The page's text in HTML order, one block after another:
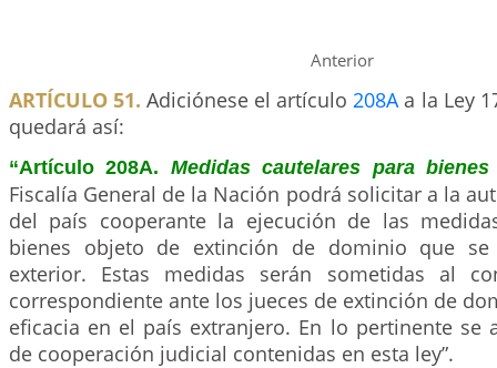
Anterior
ARTÍCULO 51. Adiciónese el artículo208Aa la Ley
quedará así:
“Artículo 208A. Medidas cautelares para
Fiscalía General de la Nación podrá solicitar a la
del país cooperante la ejecución de las
bienes objeto de extinción de dominio que
exterior. Estas medidas serán sometidas al
correspondiente ante los jueces de extinción de
eficacia en el país extranjero. En lo pertinente se
de cooperación judicial contenidas en esta ley”.